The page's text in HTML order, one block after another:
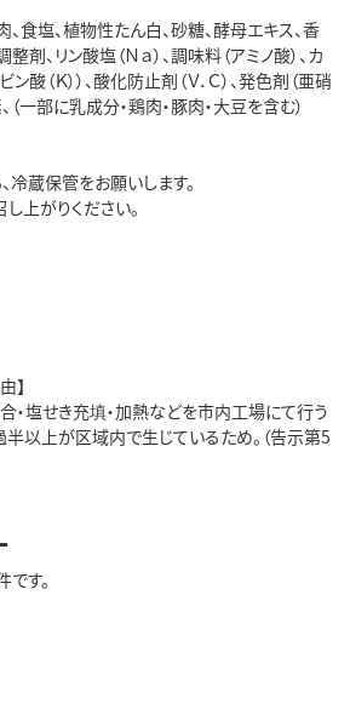
、食塩、植物性たん白、砂糖、酵母エキス、香
剤、リン酸塩（Ｎａ）、調味料（アミノ酸）、カ
酸（Ｋ））、酸化防止剤（Ｖ．Ｃ）、発色剤（亜硝
（一部に乳成分・鶏肉・豚肉・大豆を含む）
蔵保管をお願いします。
上がりください。
】
・塩せき充填・加熱などを市内工場にて行う
半以上が区域内で生じているため。（告示第5
す。